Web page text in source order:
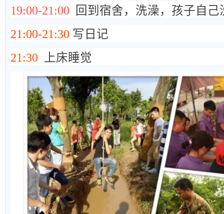
19:00-21:00
回到宿舍，洗澡，孩子自
21:00-21:30 写日记
21:30 上床睡觉